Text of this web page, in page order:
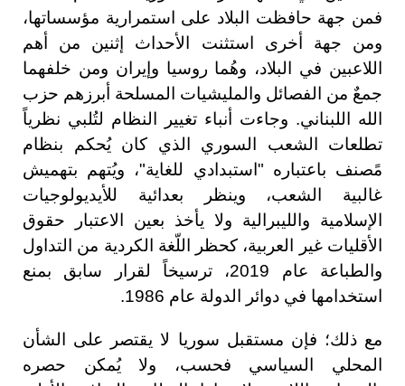
فمن جهة حافظت البلاد على استمرارية مؤسساتها،
ومن جهة أخرى استثنت الأحداث إثنين من أهم
اللاعبين في البلاد، وهُما روسيا وإيران ومن خلفهما
جمعٌ من الفصائل والمليشيات المسلحة أبرزهم حزب
الله اللبناني. وجاءت أنباء تغيير النظام لتُلبي نظرياً
تطلعات الشعب السوري الذي كان يُحكم بنظام
مًصنف باعتباره "استبدادي للغاية"، ويُتهم بتهميش
غالبية الشعب، وينظر بعدائية للأيديولوجيات
الإسلامية والليبرالية ولا يأخذ بعين الاعتبار حقوق
الأقليات غير العربية، كحظر اللّغة الكردية من التداول
والطباعة عام 2019، ترسيخاً لقرار سابق بمنع
استخدامها في دوائر الدولة عام 1986.
مع ذلك؛ فإن مستقبل سوريا لا يقتصر على الشأن
المحلي السياسي فحسب، ولا يُمكن حصره